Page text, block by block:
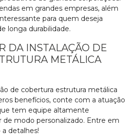
em grandes empresas, além
para quem deseja
longa durabilidade.
DA INSTALAÇÃO DE
METÁLICA
de cobertura estrutura metálica
benefícios, conte com a atuação
tem equipe altamente
de modo personalizado. Entre em
detalhes!